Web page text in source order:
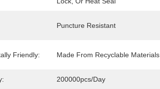
Puncture Resistant
Friendly: Made From Recyclable Materials
200000pcs/day